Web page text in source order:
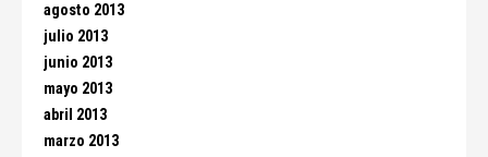
agosto 2013
julio 2013
junio 2013
mayo 2013
abril 2013
marzo 2013